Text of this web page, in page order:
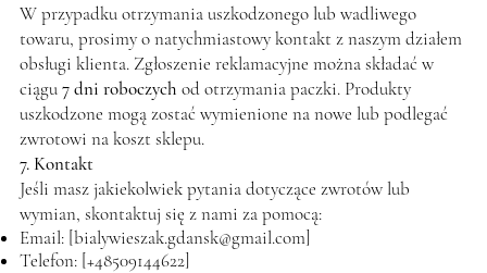
W przypadku otrzymania uszkodzonego lub wadliwego
towaru, prosimy o natychmiastowy kontakt z naszym działem
obsługi klienta. Zgłoszenie reklamacyjne można składać w
ciągu7 dni roboczych od otrzymania paczki. Produkty
uszkodzone mogą zostać wymienione na nowe lub podlegać
zwrotowi na koszt sklepu.
7. Kontakt
Jeśli masz jakiekolwiek pytania dotyczące zwrotów lub
wymian, skontaktuj się z nami za pomocą:
Email: [bialywieszak.gdansk@gmail.com]
Telefon: [+48509144622]